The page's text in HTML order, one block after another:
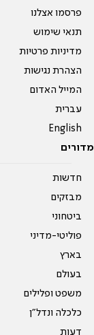
פרסמו אצלנו
תנאי שימוש
מדיניות פרטיות
הצהרת נגישות
המייל האדום
עברית
English
מדורים
חדשות
מבזקים
ביטחוני
פוליטי-מדיני
בארץ
בעולם
משפט ופלילים
כלכלה ונדל"ן
דעות